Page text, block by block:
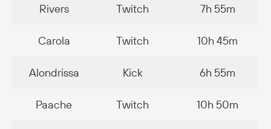
Rivers Twitch 7h 55m
Carola Twitch 10h 45m
Alondrissa Kick 6h 55m
Paache Twitch 10h 50m